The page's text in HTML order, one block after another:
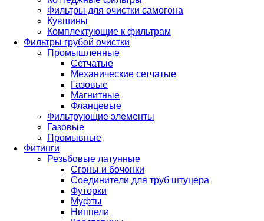
Фильтры для очистки самогона
Кувшины
Комплектующие к фильтрам
Фильтры грубой очистки
Промышленные
Сетчатые
Механические сетчатые
Газовые
Магнитные
Фланцевые
Фильтрующие элементы
Газовые
Промывные
Фитинги
Резьбовые латунные
Сгоны и бочонки
Соединители для труб штуцера
Футорки
Муфты
Ниппели